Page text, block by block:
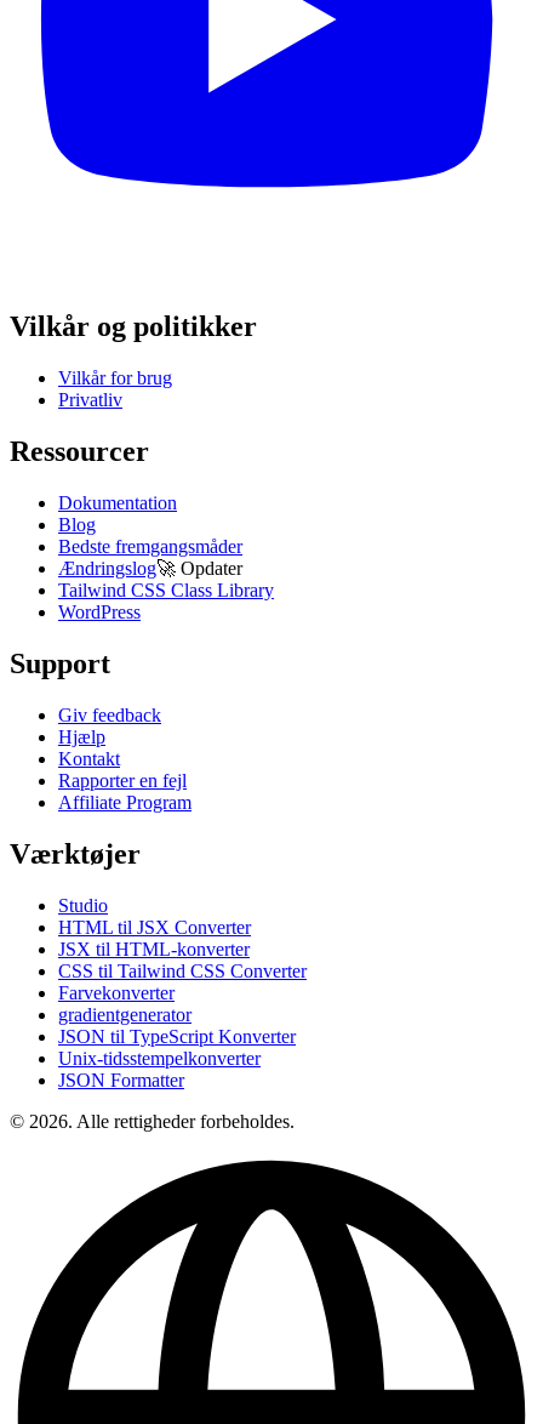
Vilkår og politikker
Vilkår for brug
Privatliv
Ressourcer
Dokumentation
Blog
Bedste fremgangsmåder
Ændringslog🚀 Opdater
Tailwind CSS Class Library
WordPress
Support
Giv feedback
Hjælp
Kontakt
Rapporter en fejl
Affiliate Program
Værktøjer
Studio
HTML til JSX Converter
JSX til HTML-konverter
CSS til Tailwind CSS Converter
Farvekonverter
gradientgenerator
JSON til TypeScript Konverter
Unix-tidsstempelkonverter
JSON Formatter
© 2026. Alle rettigheder forbeholdes.